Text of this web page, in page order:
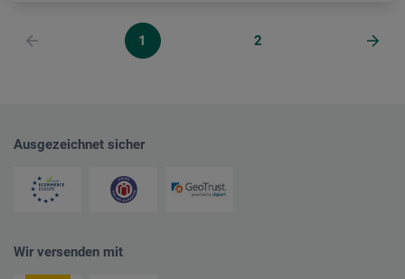
1 2
Ausgezeichnet sicher
Wir versenden mit